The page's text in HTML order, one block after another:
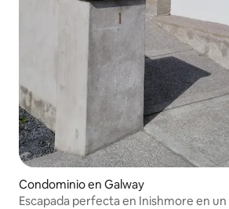
Condominio en Galway
Escapada perfecta en Inishmore en